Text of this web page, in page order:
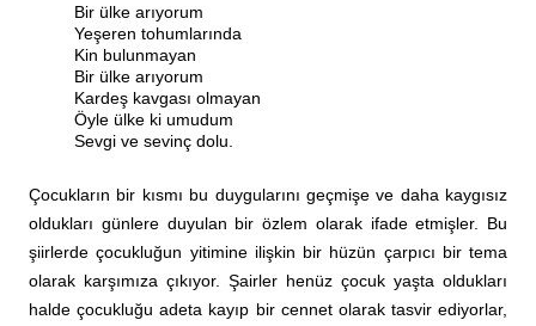
Bir ülke arıyorum
Yeşeren tohumlarında
Kin bulunmayan
Bir ülke arıyorum
Kardeş kavgası olmayan
Öyle ülke ki umudum
Sevgi ve sevinç dolu.
Çocukların bir kısmı bu duygularını geçmişe ve daha kaygısız
oldukları günlere duyulan bir özlem olarak ifade etmişler. Bu
şiirlerde çocukluğun yitimine ilişkin bir hüzün çarpıcı bir tema
olarak karşımıza çıkıyor. Şairler henüz çocuk yaşta oldukları
halde çocukluğu adeta kayıp bir cennet olarak tasvir ediyorlar,